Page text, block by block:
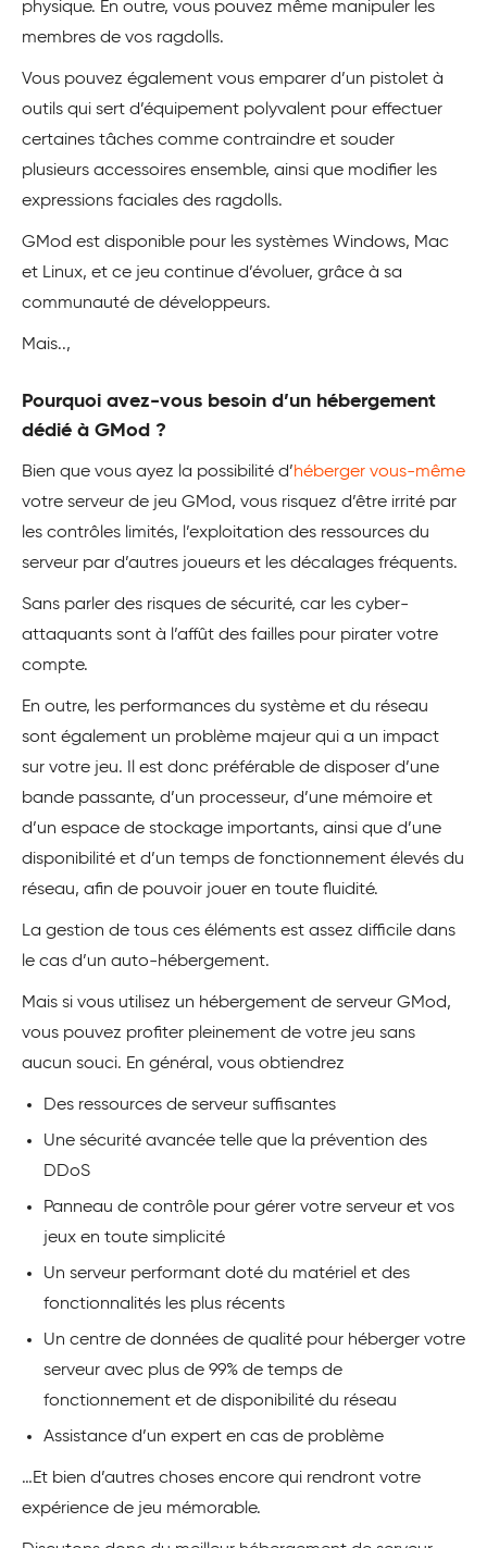
physique. En outre, vous pouvez même manipuler les
membres de vos ragdolls.
Vous pouvez également vous emparer d’un pistolet à
outils qui sert d’équipement polyvalent pour effectuer
certaines tâches comme contraindre et souder
plusieurs accessoires ensemble, ainsi que modifier les
expressions faciales des ragdolls.
GMod est disponible pour les systèmes Windows, Mac
et Linux, et ce jeu continue d’évoluer, grâce à sa
communauté de développeurs.
Mais..,
Pourquoi avez-vous besoin d’un hébergement
dédié à GMod ?
Bien que vous ayez la possibilité d’héberger vous-même
votre serveur de jeu GMod, vous risquez d’être irrité par
les contrôles limités, l’exploitation des ressources du
serveur par d’autres joueurs et les décalages fréquents.
Sans parler des risques de sécurité, car les cyber-
attaquants sont à l’affût des failles pour pirater votre
compte.
En outre, les performances du système et du réseau
sont également un problème majeur qui a un impact
sur votre jeu. Il est donc préférable de disposer d’une
bande passante, d’un processeur, d’une mémoire et
d’un espace de stockage importants, ainsi que d’une
disponibilité et d’un temps de fonctionnement élevés du
réseau, afin de pouvoir jouer en toute fluidité.
La gestion de tous ces éléments est assez difficile dans
le cas d’un auto-hébergement.
Mais si vous utilisez un hébergement de serveur GMod,
vous pouvez profiter pleinement de votre jeu sans
aucun souci. En général, vous obtiendrez
Des ressources de serveur suffisantes
Une sécurité avancée telle que la prévention des
DDoS
Panneau de contrôle pour gérer votre serveur et vos
jeux en toute simplicité
Un serveur performant doté du matériel et des
fonctionnalités les plus récents
Un centre de données de qualité pour héberger votre
serveur avec plus de 99% de temps de
fonctionnement et de disponibilité du réseau
Assistance d’un expert en cas de problème
…Et bien d’autres choses encore qui rendront votre
expérience de jeu mémorable.